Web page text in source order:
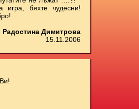
игра, бяхте чудесни!
Радостина Димитрова
15.11.2006